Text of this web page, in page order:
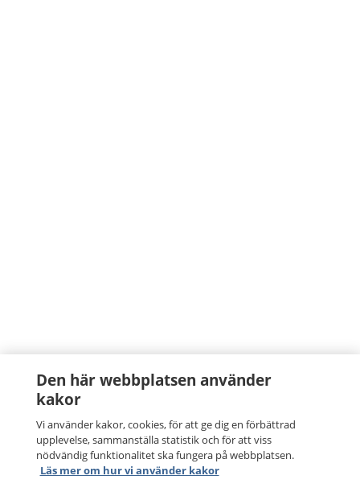
Den här webbplatsen använder
kakor
Vi använder kakor, cookies, för att ge dig en förbättrad
upplevelse, sammanställa statistik och för att viss
nödvändig funktionalitet ska fungera på webbplatsen.
Läs mer om hur vi använder kakor